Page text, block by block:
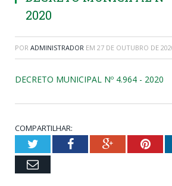
2020
POR ADMINISTRADOR EM 27 DE OUTUBRO DE
DECRETO MUNICIPAL Nº 4.964 - 2020
COMPARTILHAR:
TwitterFacebookGoogle+
Email